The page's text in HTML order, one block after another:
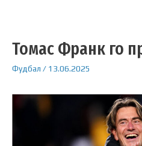
Томас Франк го
Фудбал / 13.06.2025